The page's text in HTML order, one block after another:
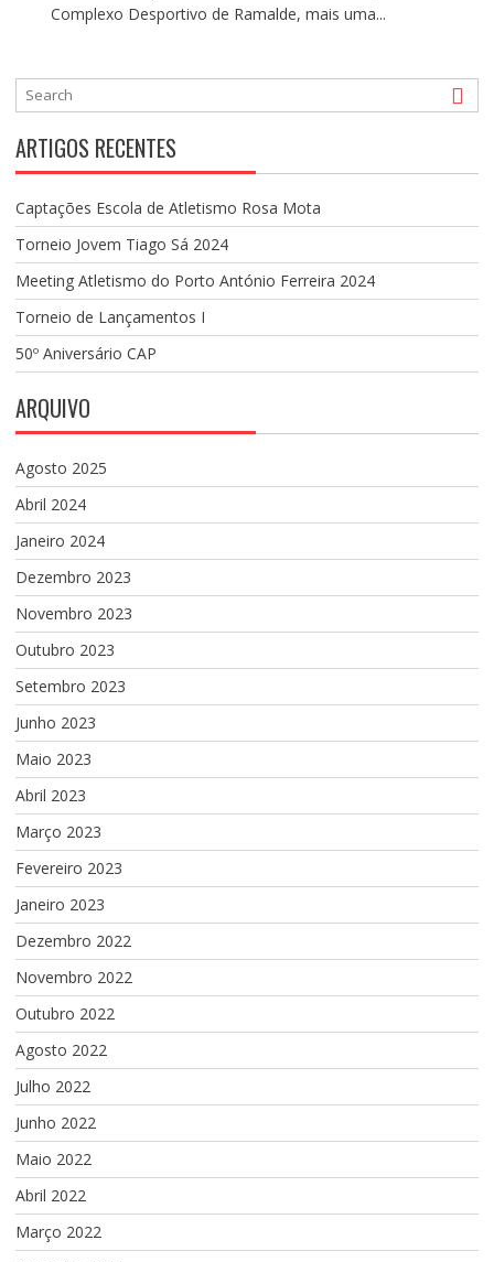
Complexo Desportivo de Ramalde, mais uma...
ARTIGOS RECENTES
Captações Escola de Atletismo Rosa Mota
Torneio Jovem Tiago Sá 2024
Meeting Atletismo do Porto António Ferreira 2024
Torneio de Lançamentos I
50º Aniversário CAP
ARQUIVO
Agosto 2025
Abril 2024
Janeiro 2024
Dezembro 2023
Novembro 2023
Outubro 2023
Setembro 2023
Junho 2023
Maio 2023
Abril 2023
Março 2023
Fevereiro 2023
Janeiro 2023
Dezembro 2022
Novembro 2022
Outubro 2022
Agosto 2022
Julho 2022
Junho 2022
Maio 2022
Abril 2022
Março 2022